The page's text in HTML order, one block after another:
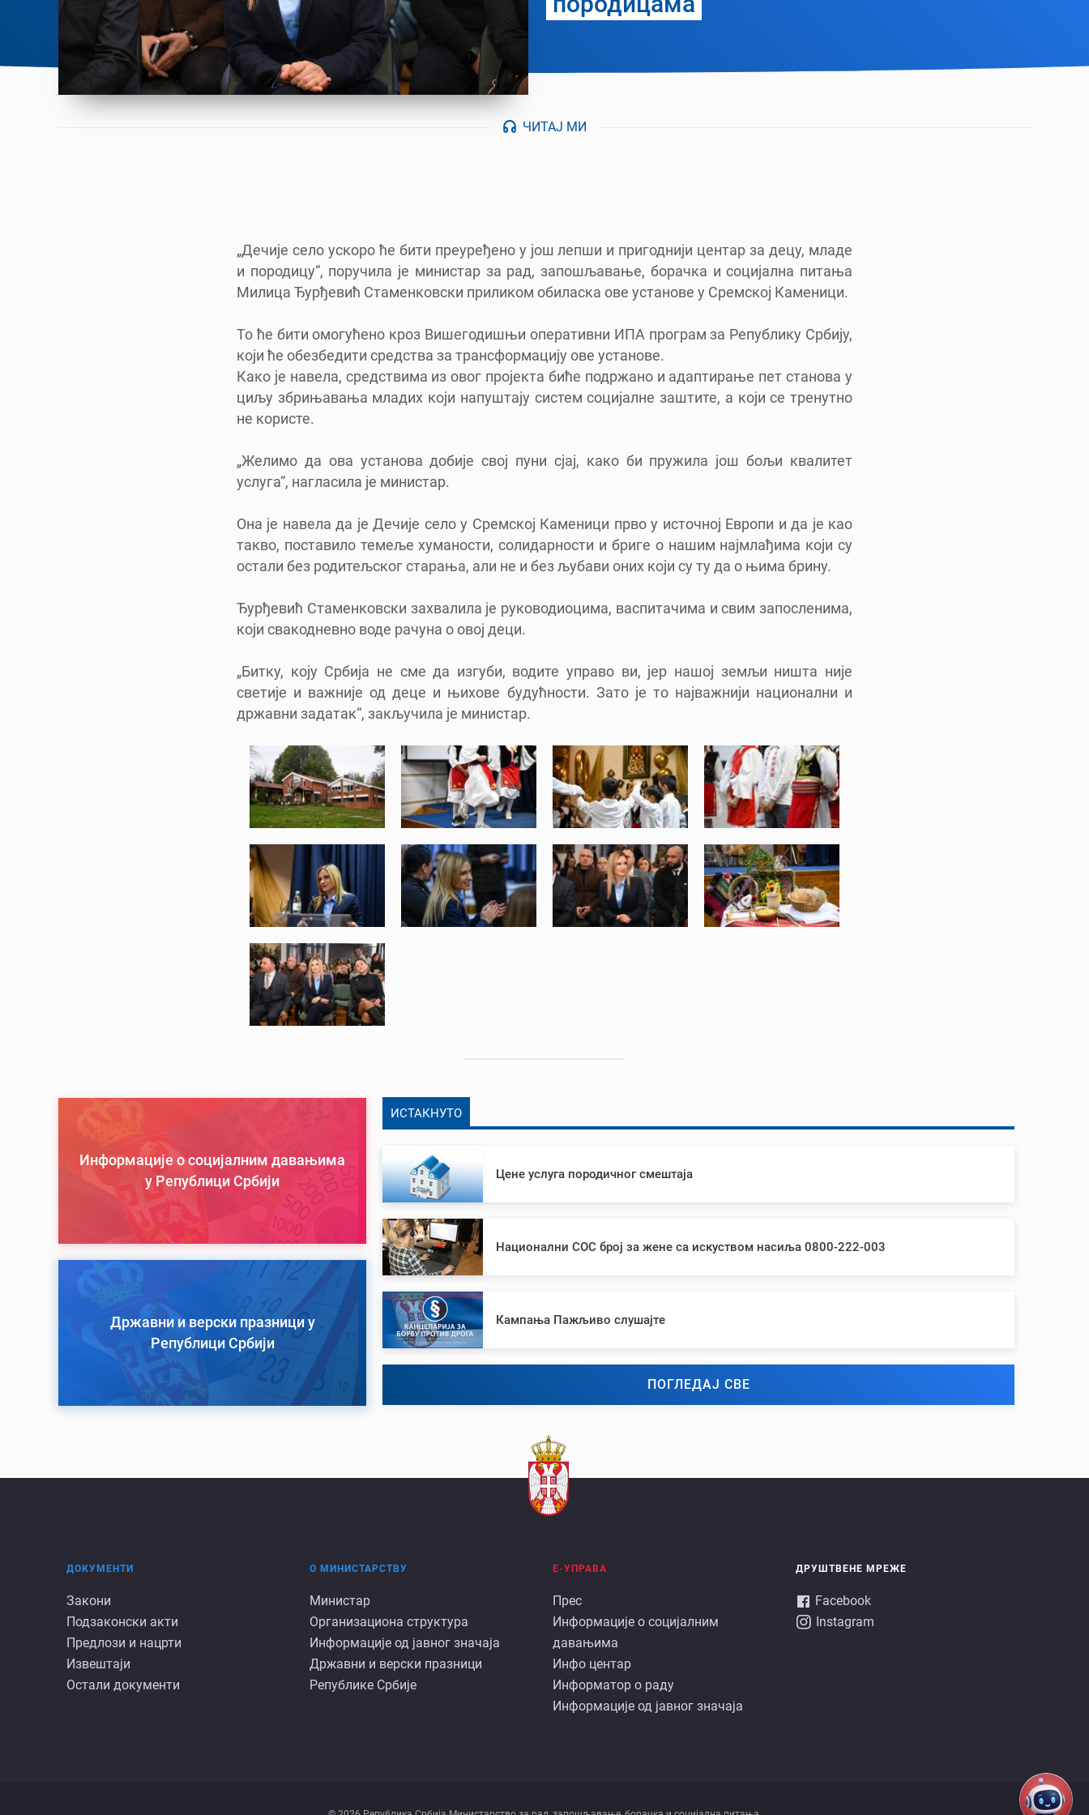
ЧИТАЈ МИ
„Дечије село ускоро ће бити преуређено у још лепши и пригоднији центар за децу, младе
и породицу“, поручила је министар за рад, запошљавање, борачка и социјална питања
Милица Ђурђевић Стаменковски приликом обиласка ове установе у Сремској Каменици.
То ће бити омогућено кроз Вишегодишњи оперативни ИПА програм за Републику Србију,
који ће обезбедити средства за трансформацију ове установе.
Како је навела, средствима из овог пројекта биће подржано и адаптирање пет станова у
циљу збрињавања младих који напуштају систем социјалне заштите, а који се тренутно
не користе.
„Желимо да ова установа добије свој пуни сјај, како би пружила још бољи квалитет
услуга“, нагласила је министар.
Она је навела да је Дечије село у Сремској Каменици прво у источној Европи и да је као
такво, поставило темеље хуманости, солидарности и бриге о нашим најмлађима који су
остали без родитељског старања, али не и без љубави оних који су ту да о њима брину.
Ђурђевић Стаменковски захвалила је руководиоцима, васпитачима и свим запосленима,
који свакодневно воде рачуна о овој деци.
„Битку, коју Србија не сме да изгуби, водите управо ви, јер нашој земљи ништа није
светије и важније од деце и њихове будућности. Зато је то најважнији национални и
државни задатак“, закључила је министар.
Информације о социјалним давањима
у Републици Србији
Државни и верски празници у
Републици Србији
ИСТАКНУТО
Цене услуга породичног смештаја
Национални СОС број за жене са искуством насиља 0800-222-003
Кампања Пажљиво слушајте
ПОГЛЕДАЈ СВЕ
Документи
ДОКУМЕНТИ
Закони
Подзаконски акти
Предлози и нацрти
Извештаји
Остали документи
О
министарству
О МИНИСТАРСТВУ
Министар
Организациона структура
Информације од јавног значаја
Државни и верски празници
Републике Србије
Е
управа
Е-УПРАВА
Прес
Информације о социјалним
давањима
Инфо центар
Информатор о раду
Информације од јавног значаја
ДРУШТВЕНЕ МРЕЖЕ
Facebook
Instagram